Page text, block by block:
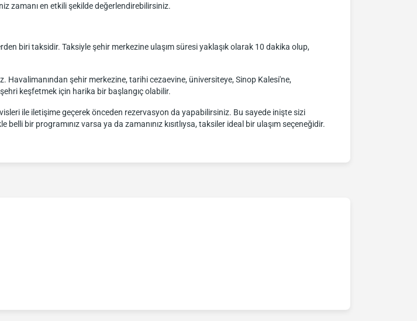
zamanı en etkili şekilde değerlendirebilirsiniz.
biri taksidir. Taksiyle şehir merkezine ulaşım süresi yaklaşık olarak 10 dakika olup,
Havalimanından şehir merkezine, tarihi cezaevine, üniversiteye, Sinop Kalesi'ne,
keşfetmek için harika bir başlangıç olabilir.
ile iletişime geçerek önceden rezervasyon da yapabilirsiniz. Bu sayede inişte sizi
bir programınız varsa ya da zamanınız kısıtlıysa, taksiler ideal bir ulaşım seçeneğidir.